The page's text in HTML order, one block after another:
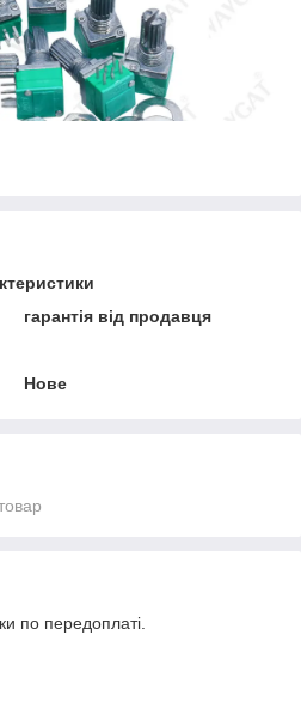
гарантія від продавця
Нове
по передоплаті.